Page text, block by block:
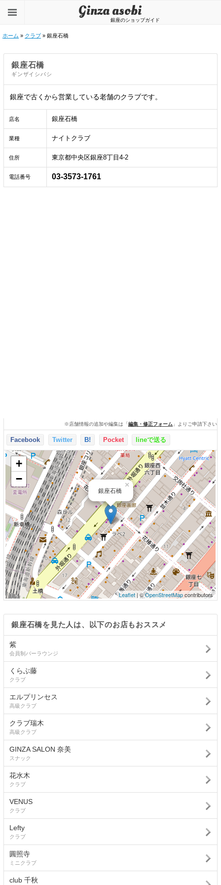
銀座のショップガイド
Ginza asobi
ホーム » クラブ » 銀座石橋
銀座石橋
ギンザイシバシ
銀座で古くから営業している老舗のクラブです。
店名 銀座石橋
業種 ナイトクラブ
住所 東京都中央区銀座8丁目4-2
電話番号 03-3573-1761
※店舗情報の追加や編集は「編集・修正フォーム 」よりご申請下さい
Facebook Twitter B! Pocket lineで送る
銀座石橋
×
+
−
Leaflet | ©OpenStreetMapcontributors
銀座石橋を見た人は、以下のお店もおススメ
紫
会員制バーラウンジ
くらぶ藤
クラブ
エルプリンセス
高級クラブ
クラブ瑞木
高級クラブ
GINZA SALON 奈美
スナック
花水木
クラブ
VENUS
クラブ
Lefty
クラブ
圓照寺
ミニクラブ
club 千秋